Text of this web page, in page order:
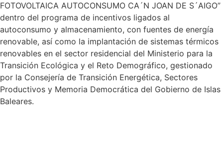
FOTOVOLTAICA AUTOCONSUMO CA´N JOAN DE S´AIGO”
dentro del programa de incentivos ligados al
autoconsumo y almacenamiento, con fuentes de energía
renovable, así como la implantación de sistemas térmicos
renovables en el sector residencial del Ministerio para la
Transición Ecológica y el Reto Demográfico, gestionado
por la Consejería de Transición Energética, Sectores
Productivos y Memoria Democrática del Gobierno de Islas
Baleares.